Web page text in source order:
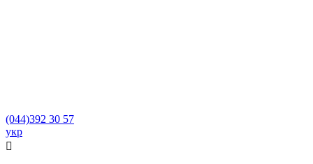
(044)392 30 57
укр
